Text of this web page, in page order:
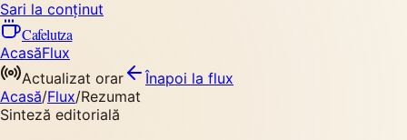
Sari la conținut
Cafelutza
AcasăFlux
Actualizat orar
Înapoi la flux
Acasă/Flux/Rezumat
Sinteză editorială